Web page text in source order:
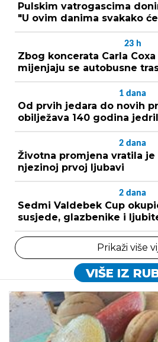
Pulskim vatrogascima
"U ovim danima svakako
23 h
Zbog koncerata Carla
mijenjaju se autobusne
1 dana
Od prvih jedara do novih
obilježava 140 godina
2 dana
Životna promjena vratila je
njezinoj prvoj ljubavi
2 dana
Sedmi Valdebek Cup
susjede, glazbenike i
Prikaži više
VIŠE IZ